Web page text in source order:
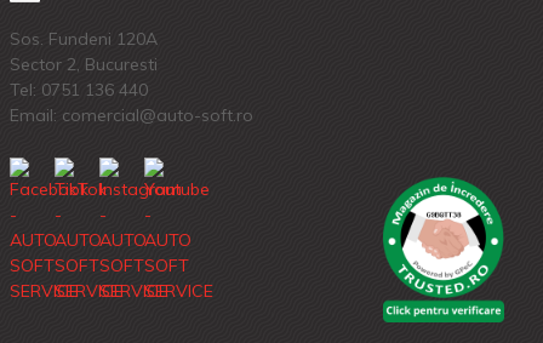
Sos. Fundeni 120A
Sector 2, Bucuresti
Tel: 0751 136 440
Email: comercial@auto-soft.ro